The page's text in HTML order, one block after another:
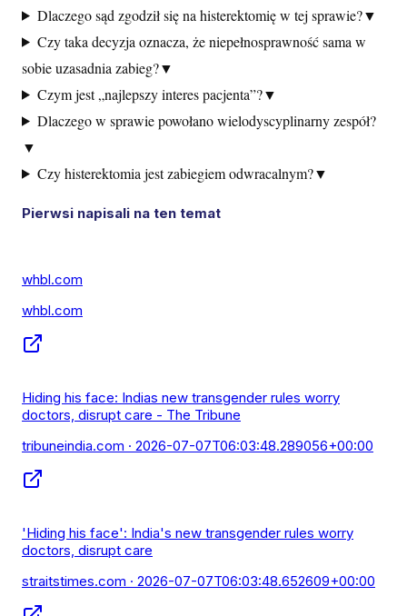
Dlaczego sąd zgodził się na histerektomię w tej sprawie?▼
Czy taka decyzja oznacza, że niepełnosprawność sama w
sobie uzasadnia zabieg?▼
Czym jest „najlepszy interes pacjenta”?▼
Dlaczego w sprawie powołano wielodyscyplinarny zespół?
▼
Czy histerektomia jest zabiegiem odwracalnym?▼
Pierwsi napisali na ten temat
whbl.com
whbl.com
Hiding his face: Indias new transgender rules worry
doctors, disrupt care - The Tribune
tribuneindia.com · 2026-07-07T06:03:48.289056+00:00
'Hiding his face': India's new transgender rules worry
doctors, disrupt care
straitstimes.com · 2026-07-07T06:03:48.652609+00:00